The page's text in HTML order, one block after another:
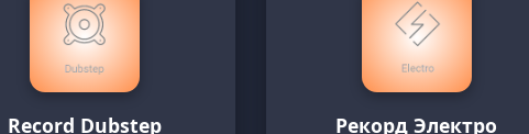
Record Dubstep Рекорд Электро